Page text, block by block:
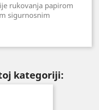
rukovanja papirom
sigurnosnim
kategoriji: